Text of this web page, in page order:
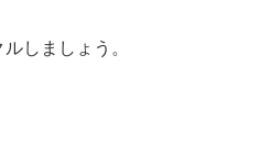
しましょう。